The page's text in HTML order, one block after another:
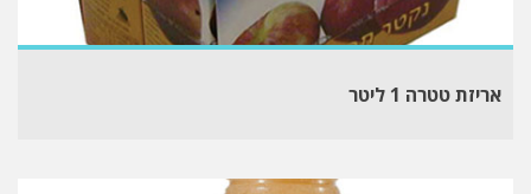
אריזת טטרה 1 ליטר